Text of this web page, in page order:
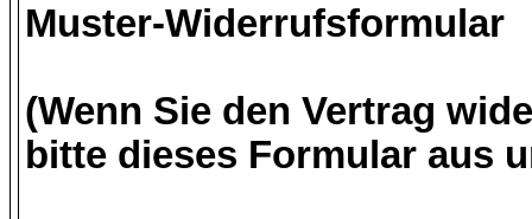
Muster-Widerrufsformular
(Wenn Sie den Vertrag
bitte dieses Formular aus